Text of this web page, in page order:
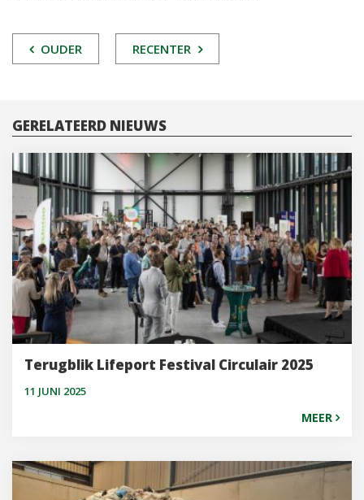
POST
OUDER RECENTER
GERELATEERD NIEUWS
Terugblik Lifeport Festival Circulair 2025
11 JUNI 2025
MEER